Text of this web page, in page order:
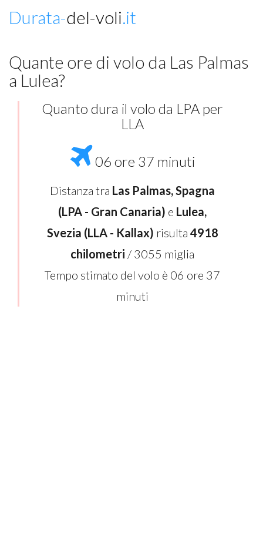
Durata-del-voli.it
Quante ore di volo da Las Palmas
a Lulea?
Quanto dura il volo da LPA per
LLA
06 ore 37 minuti
Distanza tra Las Palmas, Spagna
(LPA - Gran Canaria) e Lulea,
Svezia (LLA - Kallax) risulta 4918
chilometri / 3055 miglia
Tempo stimato del volo è 06 ore 37
minuti